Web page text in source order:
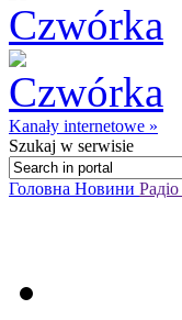
Kanały internetowe »
Szukaj w serwisie
Головна Новини Радіо